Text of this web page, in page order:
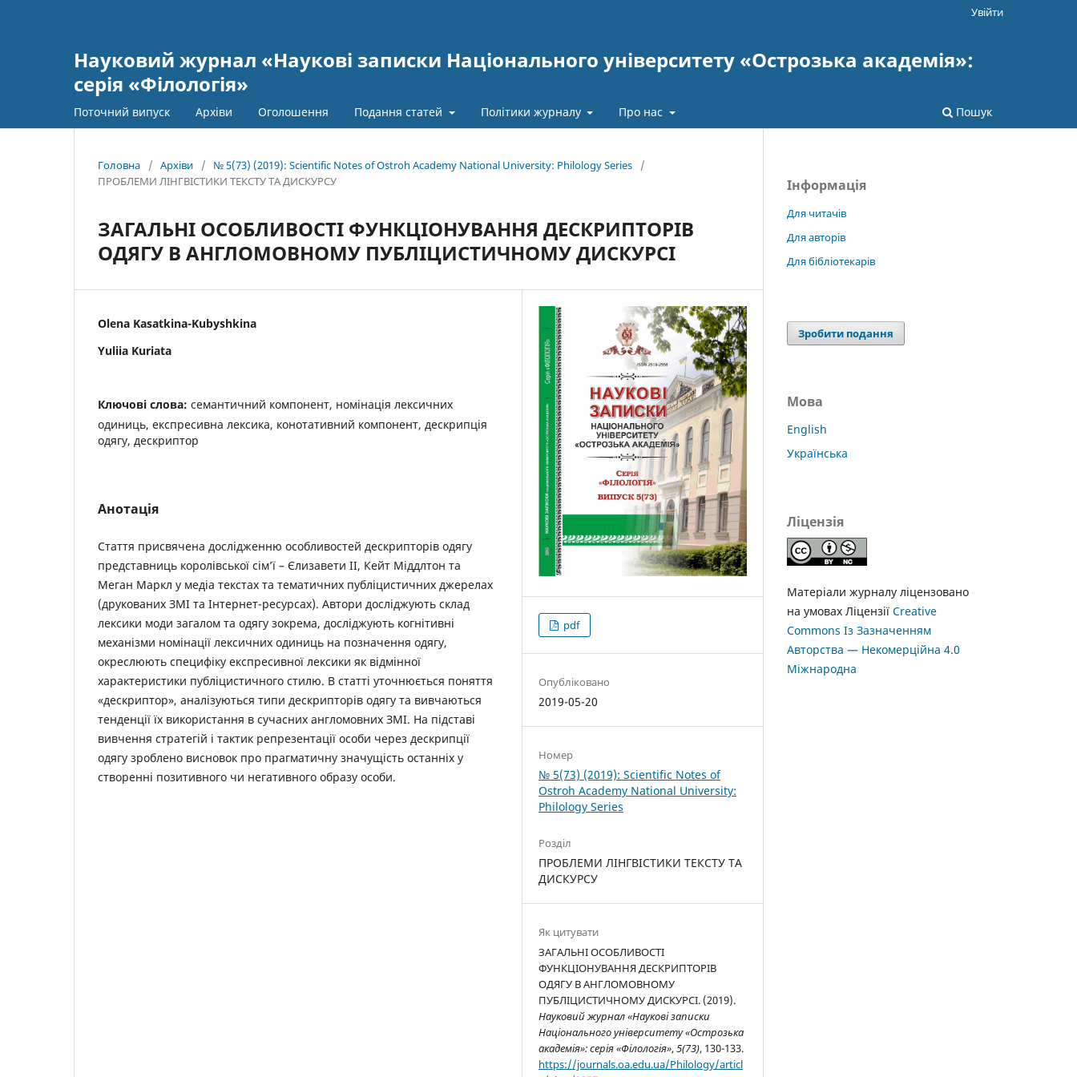
Науковий журнал «Наукові записки Національного університету «Острозька академія»:
серія «Філологія»
Поточний випуск Архіви Оголошення Подання статей Політики журналу Про нас Пошук
Увійти
Головна / Архіви / № 5(73) (2019): Scientific Notes of Ostroh Academy National University: Philology Series
/
ПРОБЛЕМИ ЛІНГВІСТИКИ ТЕКСТУ ТА ДИСКУРСУ
ЗАГАЛЬНІ ОСОБЛИВОСТІ ФУНКЦІОНУВАННЯ ДЕСКРИПТОРІВ
ОДЯГУ В АНГЛОМОВНОМУ ПУБЛІЦИСТИЧНОМУ ДИСКУРСІ
Olena Kasatkina-Kubyshkina
Yuliia Kuriata
Ключові слова: семантичний компонент, номінація лексичних
одиниць, експресивна лексика, конотативний компонент, дескрипція
одягу, дескриптор
Анотація
Стаття присвячена дослідженню особливостей дескрипторів одягу
представниць королівської сім’ї – Єлизавети ІІ, Кейт Міддлтон та
Меган Маркл у медіа текстах та тематичних публіцистичних джерелах
(друкованих ЗМІ та Інтернет-ресурсах). Автори досліджують склад
лексики моди загалом та одягу зокрема, досліджують когнітивні
механізми номінації лексичних одиниць на позначення одягу,
окреслюють специфіку експресивної лексики як відмінної
характеристики публіцистичного стилю. В статті уточнюється поняття
«дескриптор», аналізуються типи дескрипторів одягу та вивчаються
тенденції їх використання в сучасних англомовних ЗМІ. На підставі
вивчення стратегій і тактик репрезентації особи через дескрипції
одягу зроблено висновок про прагматичну значущість останніх у
створенні позитивного чи негативного образу особи.
pdf
Опубліковано
2019-05-20
Номер
№ 5(73) (2019): Scientific Notes of
Ostroh Academy National University:
Philology Series
Розділ
ПРОБЛЕМИ ЛІНГВІСТИКИ ТЕКСТУ ТА
ДИСКУРСУ
Як цитувати
ЗАГАЛЬНІ ОСОБЛИВОСТІ
ФУНКЦІОНУВАННЯ ДЕСКРИПТОРІВ
ОДЯГУ В АНГЛОМОВНОМУ
ПУБЛІЦИСТИЧНОМУ ДИСКУРСІ. (2019).
Науковий журнал «Наукові записки
Національного університету «Острозька
академія»: серія «Філологія»,5(73), 130-133.
https://journals.oa.edu.ua/Philology/articl
Інформація
Для читачів
Для авторів
Для бібліотекарів
Зробити подання
Мова
English
Українська
Ліцензія
Матеріали журналу ліцензовано
на умовах Ліцензії Creative
Commons Із Зазначенням
Авторства — Некомерційна 4.0
Міжнародна